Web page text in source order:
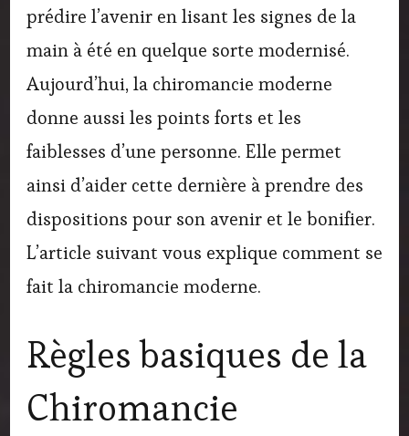
prédire l’avenir en lisant les signes de la
main à été en quelque sorte modernisé.
Aujourd’hui, la chiromancie moderne
donne aussi les points forts et les
faiblesses d’une personne. Elle permet
ainsi d’aider cette dernière à prendre des
dispositions pour son avenir et le bonifier.
L’article suivant vous explique comment se
fait la chiromancie moderne.
Règles basiques de la
Chiromancie